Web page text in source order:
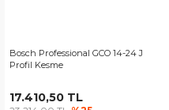
Bosch Professional GCO 14-24 J
Profil Kesme
17.410,50 TL